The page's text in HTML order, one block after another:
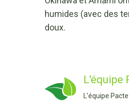
humides (avec des
doux.
L'équipe
L'équipe